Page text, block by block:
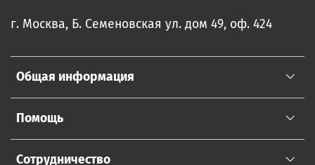
Общая информация
Помощь
Сотрудничество
г. Москва, Б. Семеновская ул. дом 49, оф. 424